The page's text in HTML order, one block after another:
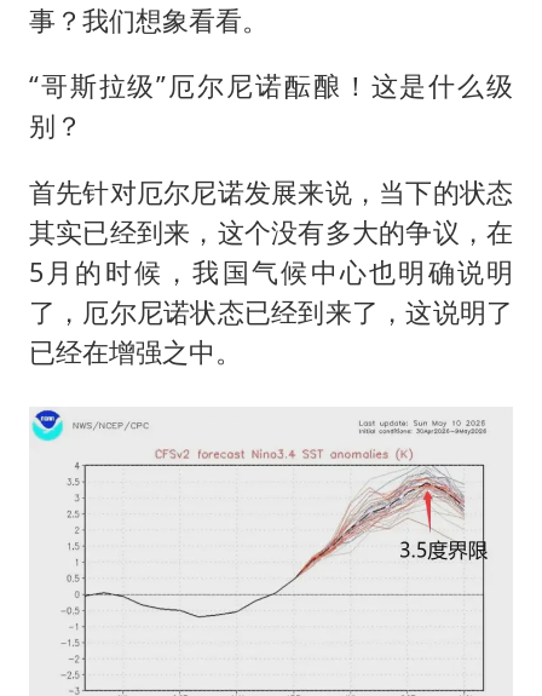
事？我们想象看看。
“哥斯拉级”厄尔尼诺酝酿！这是什么级
别？
首先针对厄尔尼诺发展来说，当下的状态
其实已经到来，这个没有多大的争议，在
5月的时候，我国气候中心也明确说明
了，厄尔尼诺状态已经到来了，这说明了
已经在增强之中。